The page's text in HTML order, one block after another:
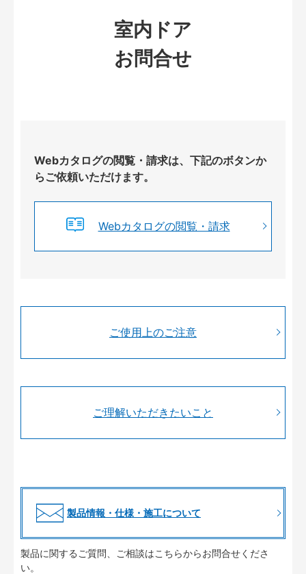
室内ドア
お問合せ
Webカタログの閲覧・請求は、下記のボタンか
らご依頼いただけます。
Webカタログの閲覧・請求
ご使用上のご注意
ご理解いただきたいこと
製品情報・仕様・施工について
製品に関するご質問、ご相談はこちらからお問合せくださ
い。